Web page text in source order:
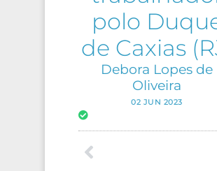
polo
de Caxias
Debora Lopes de
Oliveira
02 JUN 2023